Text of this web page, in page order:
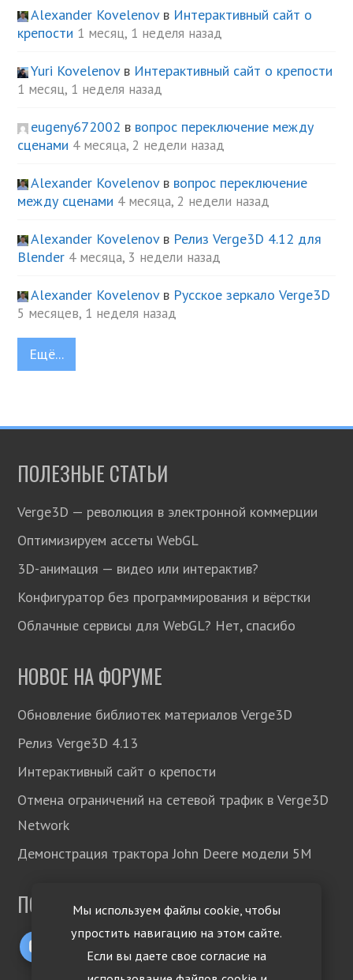
Мы используем файлы cookie, чтобы
упростить навигацию на этом сайте.
Если вы даете свое согласие на
Alexander Kovelenovв Интерактивный сайт о
крепости 1 месяц, 1 неделя назад
Yuri Kovelenovв Интерактивный сайт о крепости
1 месяц, 1 неделя назад
eugeny672002 в вопрос переключение между
сценами 4 месяца, 2 недели назад
Alexander Kovelenovв вопрос переключение
между сценами 4 месяца, 2 недели назад
Alexander Kovelenovв Релиз Verge3D 4.12 для
Blender 4 месяца, 3 недели назад
Alexander Kovelenovв Русское зеркало Verge3D
5 месяцев, 1 неделя назад
Ещё...
ПОЛЕЗНЫЕ СТАТЬИ
Verge3D — революция в электронной коммерции
Оптимизируем ассеты WebGL
3D-анимация — видео или интерактив?
Конфигуратор без программирования и вёрстки
Облачные сервисы для WebGL? Нет, спасибо
НОВОЕ НА ФОРУМЕ
Обновление библиотек материалов Verge3D
Релиз Verge3D 4.13
Интерактивный сайт о крепости
Отмена ограничений на сетевой трафик в Verge3D
Network
Демонстрация трактора John Deere модели 5М
ПОДПИСЫВАЙТЕСЬ!